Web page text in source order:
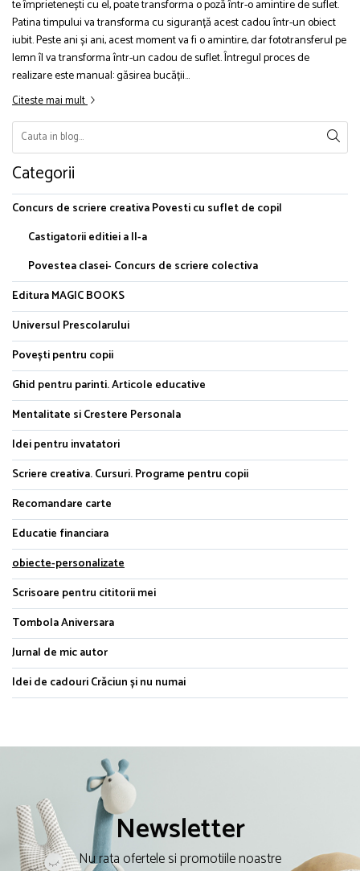
te împrietenești cu el, poate transforma o poză într-o amintire de suflet.
Patina timpului va transforma cu siguranță acest cadou într-un obiect
iubit. Peste ani și ani, acest moment va fi o amintire, dar fototransferul pe
lemn îl va transforma într-un cadou de suflet. Întregul proces de
realizare este manual: găsirea bucății...
Citeste mai mult
Categorii
Concurs de scriere creativa Povesti cu suflet de copil
Castigatorii editiei a II-a
Povestea clasei- Concurs de scriere colectiva
Editura MAGIC BOOKS
Universul Prescolarului
Povești pentru copii
Ghid pentru parinti. Articole educative
Mentalitate si Crestere Personala
Idei pentru invatatori
Scriere creativa. Cursuri. Programe pentru copii
Recomandare carte
Educatie financiara
obiecte-personalizate
Scrisoare pentru cititorii mei
Tombola Aniversara
Jurnal de mic autor
Idei de cadouri Crăciun și nu numai
Newsletter
Nu rata ofertele si promotiile noastre